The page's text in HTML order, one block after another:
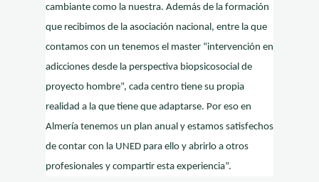
cambiante como la nuestra. Además de la formación
que recibimos de la asociación nacional, entre la que
contamos con un tenemos el master “intervención en
adicciones desde la perspectiva biopsicosocial de
proyecto hombre”, cada centro tiene su propia
realidad a la que tiene que adaptarse. Por eso en
Almería tenemos un plan anual y estamos satisfechos
de contar con la UNED para ello y abrirlo a otros
profesionales y compartir esta experiencia”.